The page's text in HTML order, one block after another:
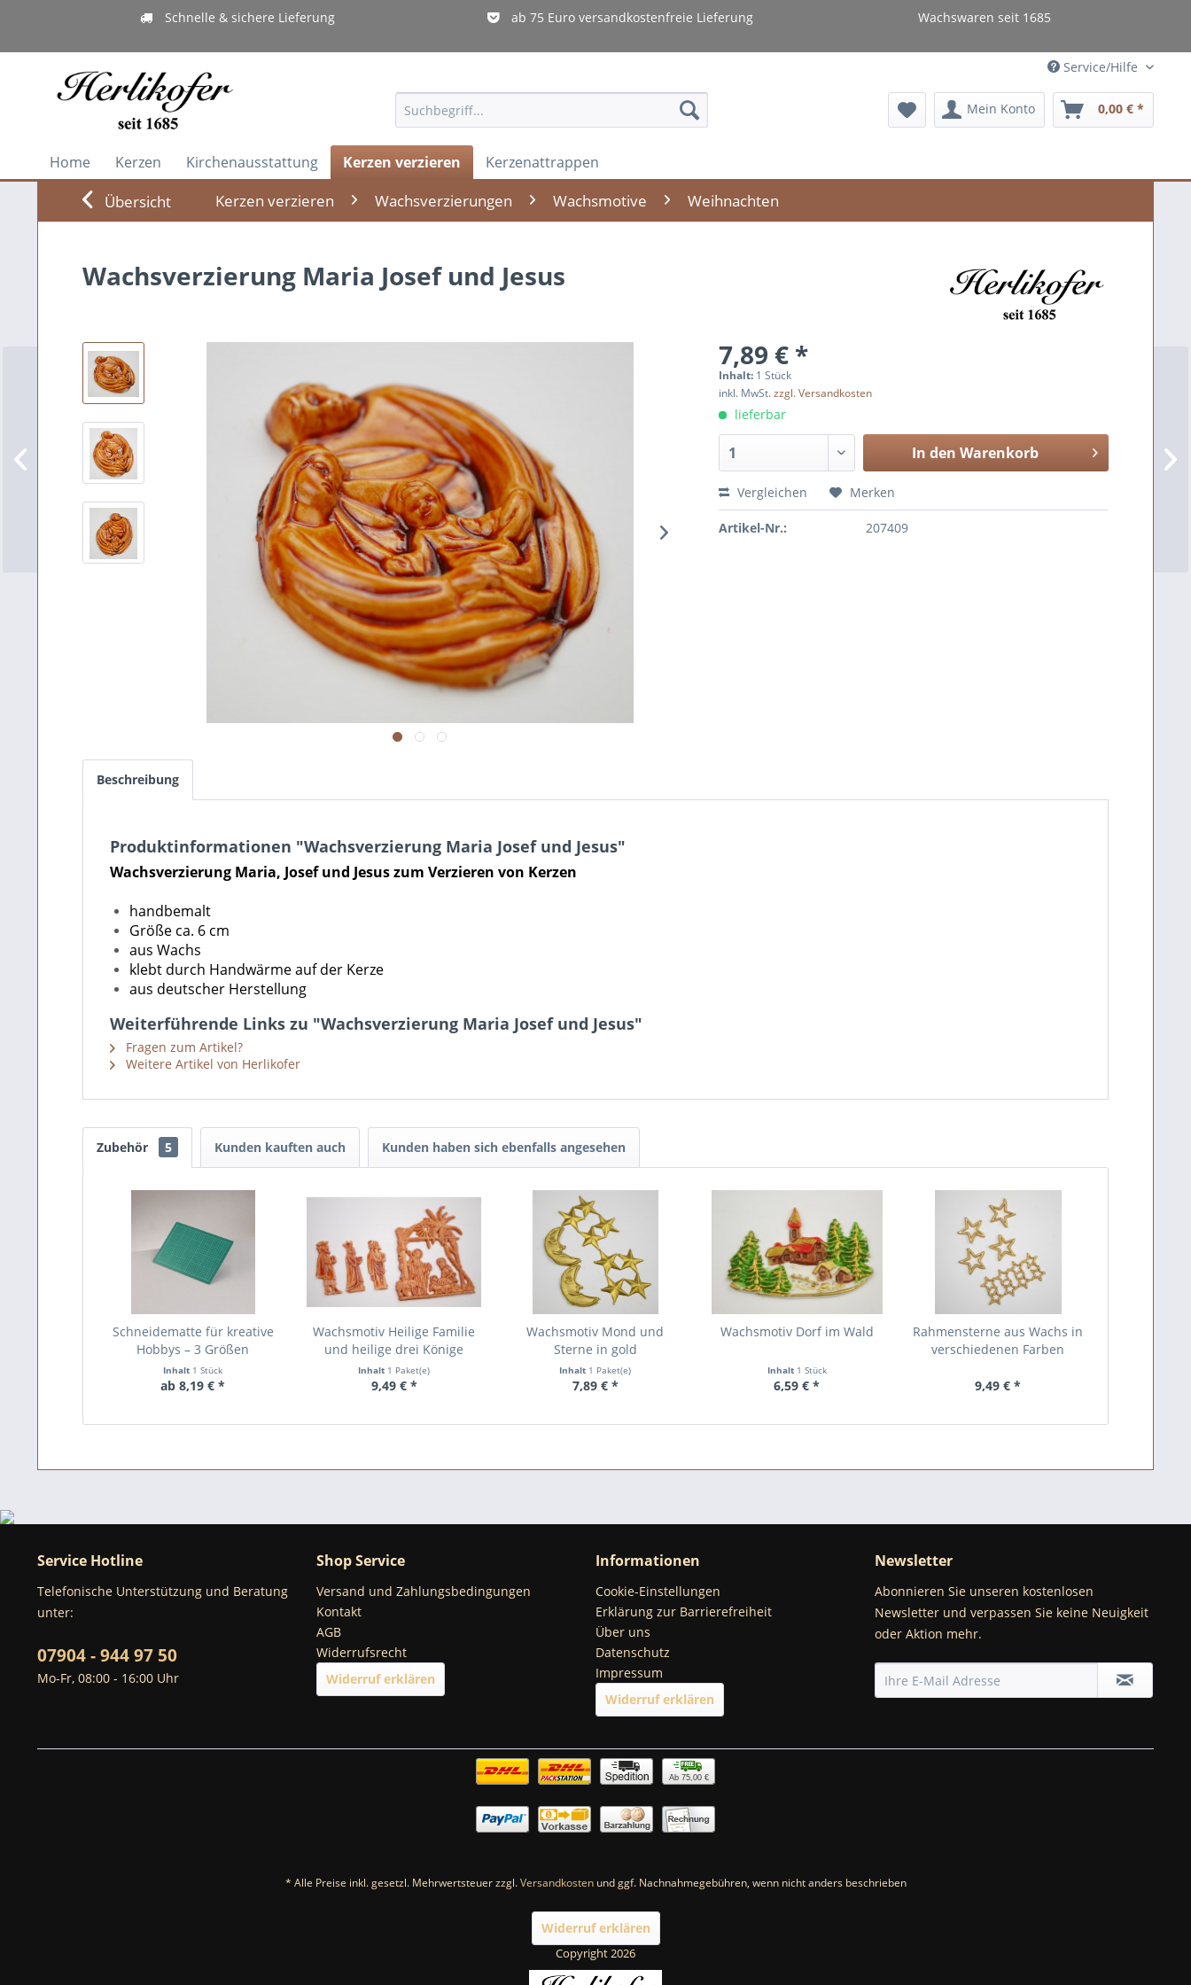
Schnelle & sichere Lieferung ab 75 Euro versandkostenfreie Lieferung Wachswaren seit 1685
Service/Hilfe
Mein Konto 0,00 € *
Home Kerzen Kirchenausstattung Kerzen verzieren Kerzenattrappen
Übersicht Kerzen verzieren Wachsverzierungen Wachsmotive Weihnachten
Wachsverzierung Maria Josef und Jesus
7,89 € *
Inhalt: 1 Stück
inkl. MwSt.zzgl. Versandkosten
lieferbar
In den Warenkorb
Vergleichen Merken
Artikel-Nr.: 207409
Beschreibung
Produktinformationen "Wachsverzierung Maria Josef und Jesus"
Wachsverzierung Maria, Josef und Jesus zum Verzieren von Kerzen
handbemalt
Größe ca. 6 cm
aus Wachs
klebt durch Handwärme auf der Kerze
aus deutscher Herstellung
Weiterführende Links zu "Wachsverzierung Maria Josef und Jesus"
Fragen zum Artikel?
Weitere Artikel von Herlikofer
Zubehör 5 Kunden kauften auch Kunden haben sich ebenfalls angesehen
Schneidematte für kreative
Hobbys – 3 Größen
Inhalt 1 Stück
ab 8,19 € *
Wachsmotiv Heilige Familie
und heilige drei Könige
Inhalt 1 Paket(e)
9,49 € *
Wachsmotiv Mond und
Sterne in gold
Inhalt 1 Paket(e)
7,89 € *
Wachsmotiv Dorf im Wald
Inhalt 1 Stück
6,59 € *
Rahmensterne aus Wachs in
verschiedenen Farben
9,49 € *
Service Hotline
Telefonische Unterstützung und Beratung
unter:
07904 - 944 97 50
Mo-Fr, 08:00 - 16:00 Uhr
Shop Service
Versand und Zahlungsbedingungen
Kontakt
AGB
Widerrufsrecht
Widerruf erklären
Informationen
Cookie-Einstellungen
Erklärung zur Barrierefreiheit
Über uns
Datenschutz
Impressum
Widerruf erklären
Newsletter
Abonnieren Sie unseren kostenlosen
Newsletter und verpassen Sie keine Neuigkeit
oder Aktion mehr.
Ab 75,00 €
* Alle Preise inkl. gesetzl. Mehrwertsteuer zzgl.Versandkostenund ggf. Nachnahmegebühren, wenn nicht anders beschrieben
Widerruf erklären
Copyright 2026